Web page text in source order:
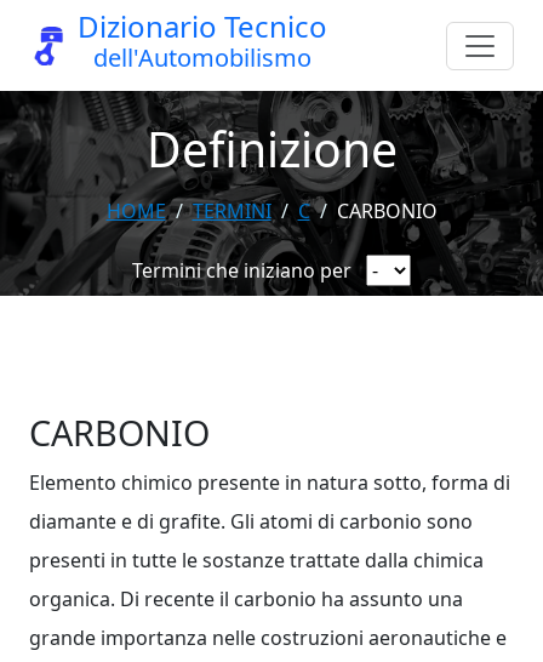
Dizionario Tecnico
dell'Automobilismo
Definizione
HOME TERMINI C CARBONIO
Termini che iniziano per
CARBONIO
Elemento chimico presente in natura sotto, forma di
diamante e di grafite. Gli atomi di carbonio sono
presenti in tutte le sostanze trattate dalla chimica
organica. Di recente il carbonio ha assunto una
grande importanza nelle costruzioni aeronautiche e